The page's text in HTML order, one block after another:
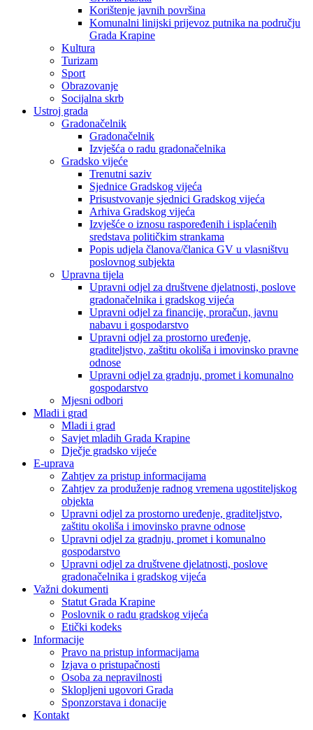
Korištenje javnih površina
Komunalni linijski prijevoz putnika na području
Grada Krapine
Kultura
Turizam
Sport
Obrazovanje
Socijalna skrb
Ustroj grada
Gradonačelnik
Gradonačelnik
Izvješća o radu gradonačelnika
Gradsko vijeće
Trenutni saziv
Sjednice Gradskog vijeća
Prisustvovanje sjednici Gradskog vijeća
Arhiva Gradskog vijeća
Izvješće o iznosu raspoređenih i isplaćenih
sredstava političkim strankama
Popis udjela članova/članica GV u vlasništvu
poslovnog subjekta
Upravna tijela
Upravni odjel za društvene djelatnosti, poslove
gradonačelnika i gradskog vijeća
Upravni odjel za financije, proračun, javnu
nabavu i gospodarstvo
Upravni odjel za prostorno uređenje,
graditeljstvo, zaštitu okoliša i imovinsko pravne
odnose
Upravni odjel za gradnju, promet i komunalno
gospodarstvo
Mjesni odbori
Mladi i grad
Mladi i grad
Savjet mladih Grada Krapine
Dječje gradsko vijeće
E-uprava
Zahtjev za pristup informacijama
Zahtjev za produženje radnog vremena ugostiteljskog
objekta
Upravni odjel za prostorno uređenje, graditeljstvo,
zaštitu okoliša i imovinsko pravne odnose
Upravni odjel za gradnju, promet i komunalno
gospodarstvo
Upravni odjel za društvene djelatnosti, poslove
gradonačelnika i gradskog vijeća
Važni dokumenti
Statut Grada Krapine
Poslovnik o radu gradskog vijeća
Etički kodeks
Informacije
Pravo na pristup informacijama
Izjava o pristupačnosti
Osoba za nepravilnosti
Sklopljeni ugovori Grada
Sponzorstava i donacije
Kontakt